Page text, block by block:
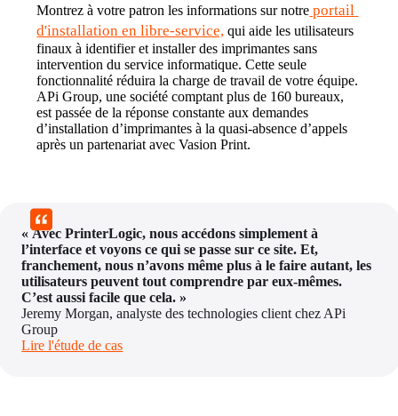
Montrez à votre patron les informations sur notre portail
d'installation en libre-service, qui aide les utilisateurs
finaux à identifier et installer des imprimantes sans
intervention du service informatique. Cette seule
fonctionnalité réduira la charge de travail de votre équipe.
APi Group, une société comptant plus de 160 bureaux,
est passée de la réponse constante aux demandes
d’installation d’imprimantes à la quasi-absence d’appels
après un partenariat avec Vasion Print.
« Avec PrinterLogic, nous accédons simplement à
l’interface et voyons ce qui se passe sur ce site. Et,
franchement, nous n’avons même plus à le faire autant, les
utilisateurs peuvent tout comprendre par eux-mêmes.
C’est aussi facile que cela. »
Jeremy Morgan, analyste des technologies client chez APi
Group
Lire l'étude de cas